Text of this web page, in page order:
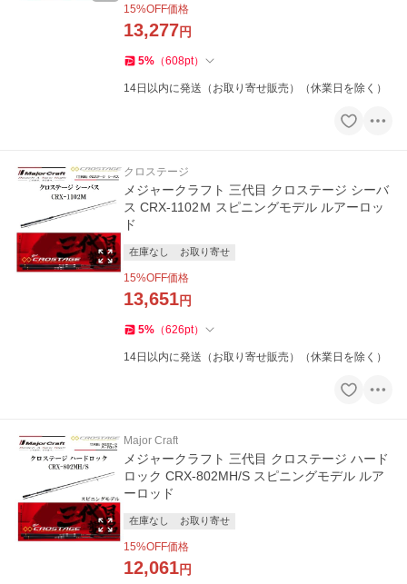
15%OFF価格
13,277円
5% （608pt）
14日以内に発送（お取り寄せ販売）（休業日を除く）
クロステージ
メジャークラフト 三代目 クロステージ シーバ
ス CRX-1102Ｍ スピニングモデル ルアーロッ
ド
在庫なし お取り寄せ
15%OFF価格
13,651円
5% （626pt）
14日以内に発送（お取り寄せ販売）（休業日を除く）
Major Craft
メジャークラフト 三代目 クロステージ ハード
ロック CRX-802MH/S スピニングモデル ルア
ーロッド
在庫なし お取り寄せ
15%OFF価格
12,061円